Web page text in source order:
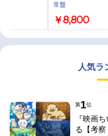
常盤
￥8,800
人気ラ
第1位
『映画
る【考察